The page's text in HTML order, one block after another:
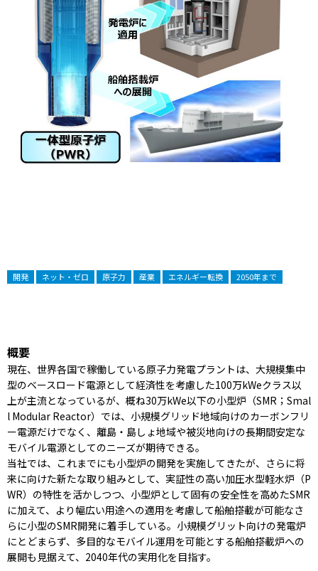
開発 ネット・ゼロ 原子力 産業 エネルギー転換 2050年まで
概要
現在、世界各国で稼働している原子力発電プラントは、大規模集中
型のベースロード電源として経済性を考慮した100万kWeクラス以
上が主流となっているが、概ね30万kWe以下の小型炉（SMR；Smal
l Modular Reactor）では、小規模グリッド地域向けのカーボンフリ
ー電源だけでなく、離島・島しょ地域や被災地向けの長期間安定な
モバイル電源としてのニーズが期待できる。
当社では、これまでにも小型炉の開発を実施してきたが、さらに将
来に向けた新たな取り組みとして、実証性の高い加圧水型軽水炉（P
WR）の特性を活かしつつ、小型炉として固有の安全性を高めたSMR
に加えて、より幅広い用途への適用を考慮して船舶搭載が可能なさ
らに小型のSMR開発に着手している。小規模グリット向けの発電炉
にとどまらず、多目的なモバイル運用を可能とする船舶搭載炉への
展開も見据えて、2040年代の実用化を目指す。